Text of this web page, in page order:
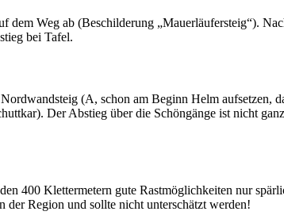
Weg ab (Beschilderung „Mauerläufersteig“).
bei Tafel.
(A, schon am Beginn Helm
Der Abstieg über die Schöngänge ist nicht
400 Klettermetern gute Rastmöglichkeiten nur
Region und sollte nicht unterschätzt werden!